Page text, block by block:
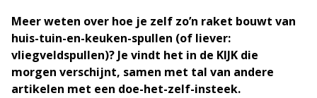
Meer weten over hoe je zelf zo’n raket bouwt van
huis-tuin-en-keuken-spullen (of liever:
vliegveldspullen)? Je vindt het in de KIJK die
morgen verschijnt, samen met tal van andere
artikelen met een doe-het-zelf-insteek.